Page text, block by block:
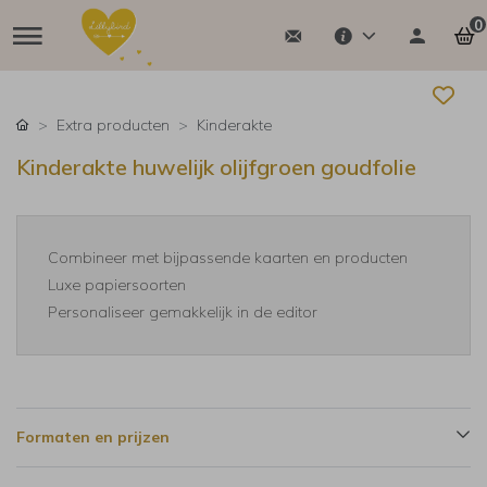
0
Extra producten Kinderakte
Kinderakte huwelijk olijfgroen goudfolie
Combineer met bijpassende kaarten en producten
Luxe papiersoorten
Personaliseer gemakkelijk in de editor
Formaten en prijzen